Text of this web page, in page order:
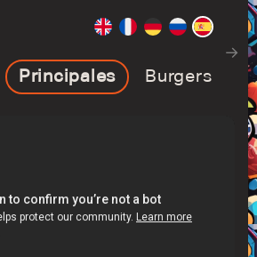
→
Principales Burgers